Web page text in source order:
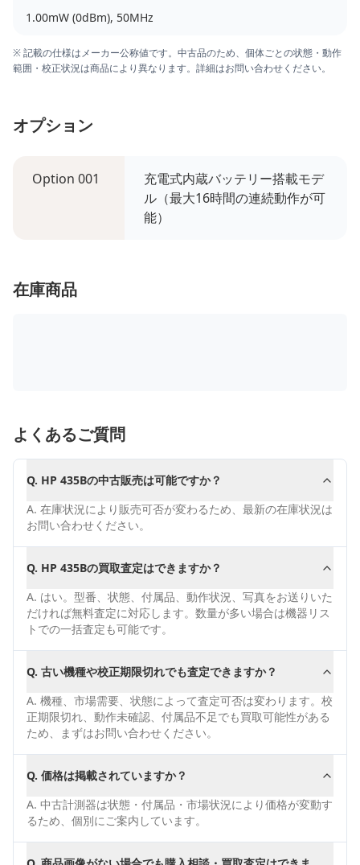
1.00mW (0dBm), 50MHz
※ 記載の仕様はメーカー公称値です。中古品のため、個体ごとの状態・動作
範囲・校正状況は商品により異なります。詳細はお問い合わせください。
オプション
Option 001
充電式内蔵バッテリー搭載モデ
ル（最大16時間の連続動作が可
能）
在庫商品
よくあるご質問
Q. HP 435Bの中古販売は可能ですか？
A. 在庫状況により販売可否が変わるため、最新の在庫状況は
お問い合わせください。
Q. HP 435Bの買取査定はできますか？
A. はい。型番、状態、付属品、動作状況、写真をお送りいた
だければ無料査定に対応します。数量が多い場合は機器リス
トでの一括査定も可能です。
Q. 古い機種や校正期限切れでも査定できますか？
A. 機種、市場需要、状態によって査定可否は変わります。校
正期限切れ、動作未確認、付属品不足でも買取可能性がある
ため、まずはお問い合わせください。
Q. 価格は掲載されていますか？
A. 中古計測器は状態・付属品・市場状況により価格が変動す
るため、個別にご案内しています。